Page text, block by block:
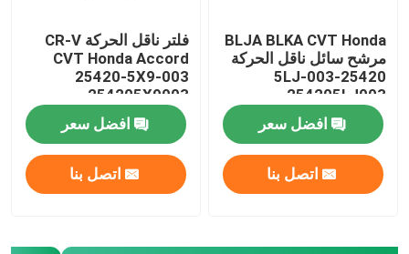
BLJA BLKA CVT Honda
مرشح سائل ناقل الحركة
25420-5LJ-003
254205LJ003
افضل سعر
اتصل بنا
فلتر ناقل الحركة CR-V
CVT Honda Accord
25420-5X9-003
254205X9003
افضل سعر
اتصل بنا